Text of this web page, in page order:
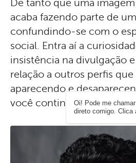
De tanto que uma
acaba fazendo parte de
confundindo-se com o
social. Entra aí a
insistência na divulgação
relação a outros perfis
aparecendo e
você continua firme.
Oi! Pode me
direto comigo. Clica